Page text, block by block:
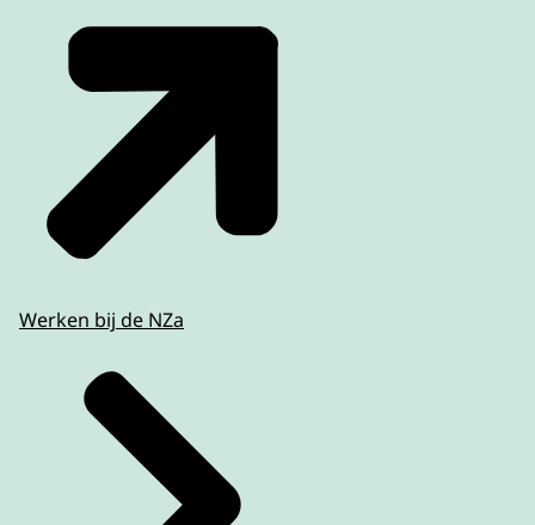
Werken bij de NZa